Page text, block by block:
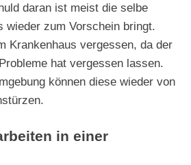
daran ist meist die selbe
wieder zum Vorschein bringt.
Krankenhaus vergessen, da der
hat vergessen lassen.
können diese wieder von
in einer